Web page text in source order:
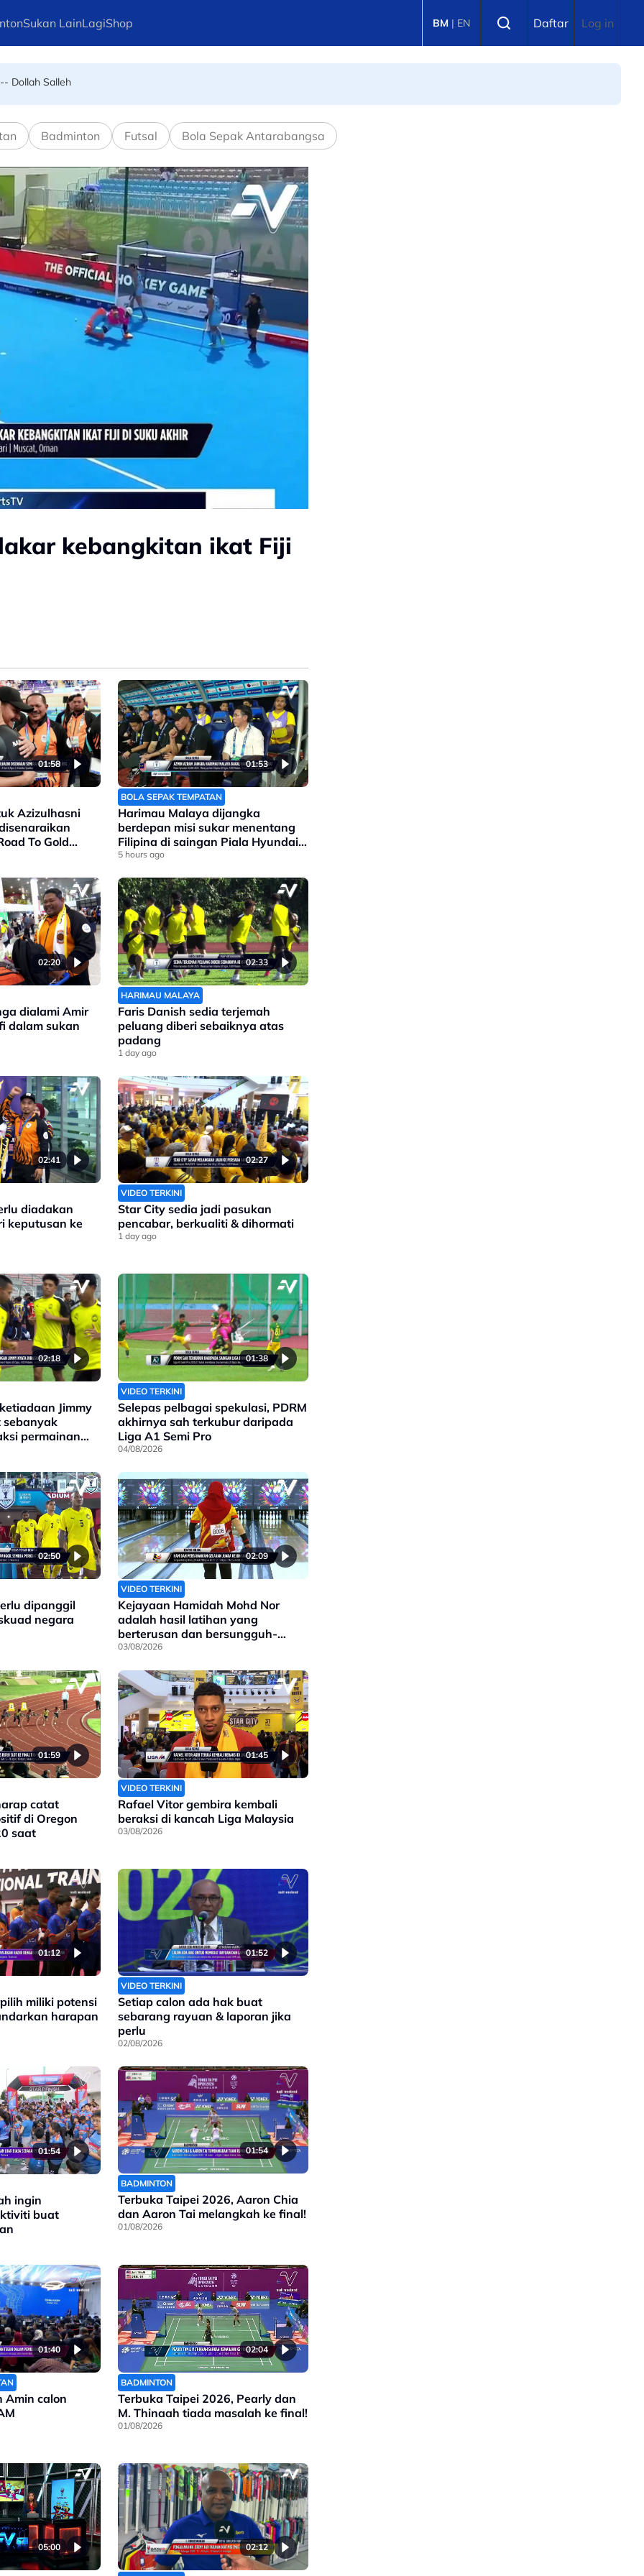
Sukan LainLagiShop BM | EN Daftar Log in
Badminton Futsal Bola Sepak Antarabangsa
kebangkitan ikat Fiji
01:58
Azizulhasni
To Gold
01:53
BOLA SEPAK TEMPATAN
Harimau Malaya dijangka
berdepan misi sukar menentang
Filipina di saingan Piala Hyundai
Asean
5 hours ago
02:20
dialami Amir
dalam sukan
02:33
HARIMAU MALAYA
Faris Danish sedia terjemah
peluang diberi sebaiknya atas
padang
1 day ago
02:41
diadakan
keputusan ke
02:27
VIDEO TERKINI
Star City sedia jadi pasukan
pencabar, berkualiti & dihormati
1 day ago
02:18
Jimmy
sebanyak
permainan
01:38
VIDEO TERKINI
Selepas pelbagai spekulasi, PDRM
akhirnya sah terkubur daripada
Liga A1 Semi Pro
04/08/2026
02:50
dipanggil
negara
02:09
VIDEO TERKINI
Kejayaan Hamidah Mohd Nor
adalah hasil latihan yang
berterusan dan bersungguh-
sungguh
03/08/2026
01:59
catat
di Oregon
saat
01:45
VIDEO TERKINI
Rafael Vitor gembira kembali
beraksi di kancah Liga Malaysia
03/08/2026
01:12
miliki potensi
harapan
01:52
VIDEO TERKINI
Setiap calon ada hak buat
sebarang rayuan & laporan jika
perlu
02/08/2026
01:54
ingin
buat
01:54
BADMINTON
Terbuka Taipei 2026, Aaron Chia
dan Aaron Tai melangkah ke final!
01/08/2026
01:40
Amin calon
02:04
BADMINTON
Terbuka Taipei 2026, Pearly dan
M. Thinaah tiada masalah ke final!
01/08/2026
05:00 02:12